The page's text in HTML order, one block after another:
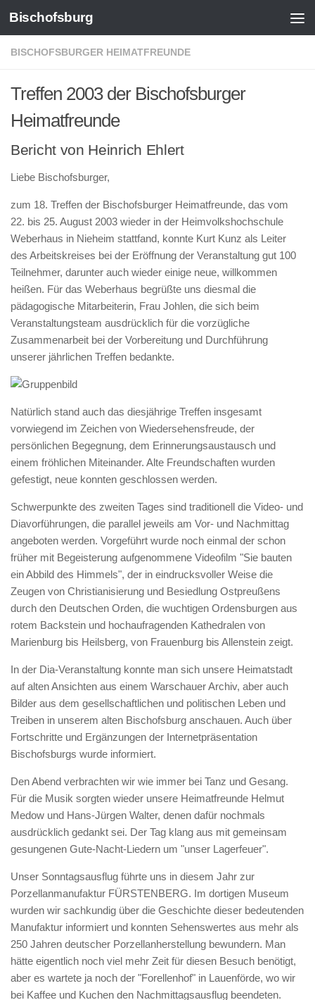
Zum Inhalt springen
Bischofsburg
BISCHOFSBURGER HEIMATFREUNDE
Treffen 2003 der Bischofsburger
Heimatfreunde
Bericht von Heinrich Ehlert
Liebe Bischofsburger,
zum 18. Treffen der Bischofsburger Heimatfreunde, das vom
22. bis 25. August 2003 wieder in der Heimvolkshochschule
Weberhaus in Nieheim stattfand, konnte Kurt Kunz als Leiter
des Arbeitskreises bei der Eröffnung der Veranstaltung gut 100
Teilnehmer, darunter auch wieder einige neue, willkommen
heißen. Für das Weberhaus begrüßte uns diesmal die
pädagogische Mitarbeiterin, Frau Johlen, die sich beim
Veranstaltungsteam ausdrücklich für die vorzügliche
Zusammenarbeit bei der Vorbereitung und Durchführung
unserer jährlichen Treffen bedankte.
Natürlich stand auch das diesjährige Treffen insgesamt
vorwiegend im Zeichen von Wiedersehensfreude, der
persönlichen Begegnung, dem Erinnerungsaustausch und
einem fröhlichen Miteinander. Alte Freundschaften wurden
gefestigt, neue konnten geschlossen werden.
Schwerpunkte des zweiten Tages sind traditionell die Video- und
Diavorführungen, die parallel jeweils am Vor- und Nachmittag
angeboten werden. Vorgeführt wurde noch einmal der schon
früher mit Begeisterung aufgenommene Videofilm "Sie bauten
ein Abbild des Himmels", der in eindrucksvoller Weise die
Zeugen von Christianisierung und Besiedlung Ostpreußens
durch den Deutschen Orden, die wuchtigen Ordensburgen aus
rotem Backstein und hochaufragenden Kathedralen von
Marienburg bis Heilsberg, von Frauenburg bis Allenstein zeigt.
In der Dia-Veranstaltung konnte man sich unsere Heimatstadt
auf alten Ansichten aus einem Warschauer Archiv, aber auch
Bilder aus dem gesellschaftlichen und politischen Leben und
Treiben in unserem alten Bischofsburg anschauen. Auch über
Fortschritte und Ergänzungen der Internetpräsentation
Bischofsburgs wurde informiert.
Den Abend verbrachten wir wie immer bei Tanz und Gesang.
Für die Musik sorgten wieder unsere Heimatfreunde Helmut
Medow und Hans-Jürgen Walter, denen dafür nochmals
ausdrücklich gedankt sei. Der Tag klang aus mit gemeinsam
gesungenen Gute-Nacht-Liedern um "unser Lagerfeuer".
Unser Sonntagsausflug führte uns in diesem Jahr zur
Porzellanmanufaktur FÜRSTENBERG. Im dortigen Museum
wurden wir sachkundig über die Geschichte dieser bedeutenden
Manufaktur informiert und konnten Sehenswertes aus mehr als
250 Jahren deutscher Porzellanherstellung bewundern. Man
hätte eigentlich noch viel mehr Zeit für diesen Besuch benötigt,
aber es wartete ja noch der "Forellenhof" in Lauenförde, wo wir
bei Kaffee und Kuchen den Nachmittagsausflug beendeten.